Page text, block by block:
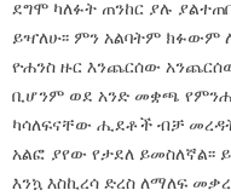
ደግሞ ካለፉት ጠንከር ያሉ
ይዣለሁ፡፡ ምን አልባትም ክፉውም
ዮሐንስ ዙር እንጨርሰው
ቢሆንም ወደ አንድ መቋጫ
ካሳለፍናቸው ሒደቶች ብቻ
አልፎ ያየው የታደለ ይመስለኛል፡፡
እንኳ እስኪረሳ ድረስ ለማለፍ